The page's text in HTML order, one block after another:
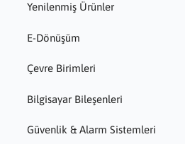
Yenilenmiş Ürünler
E-Dönüşüm
Çevre Birimleri
Bilgisayar Bileşenleri
Güvenlik & Alarm Sistemleri